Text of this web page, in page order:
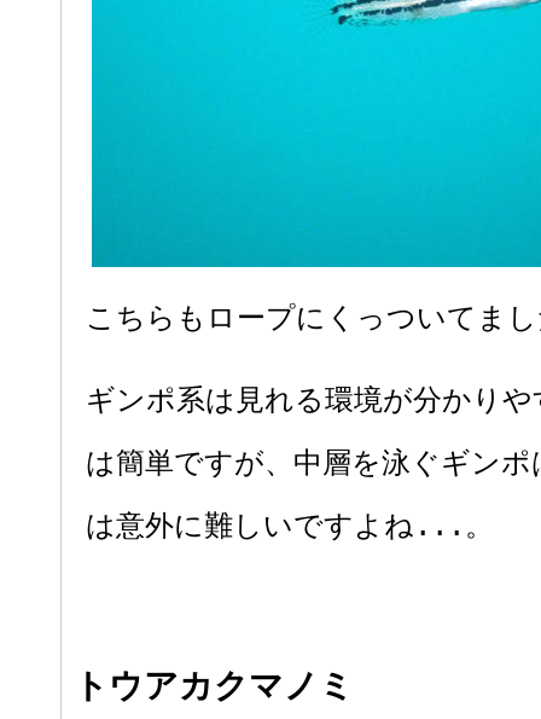
こちらもロープにくっついてま
ギンポ系は見れる環境が分かり
は簡単ですが、中層を泳ぐギン
は意外に難しいですよね...。
トウアカクマノミ